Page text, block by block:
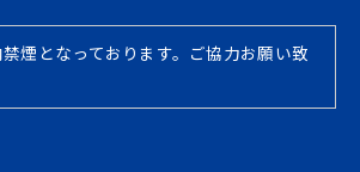
煙となっております。ご協力お願い致